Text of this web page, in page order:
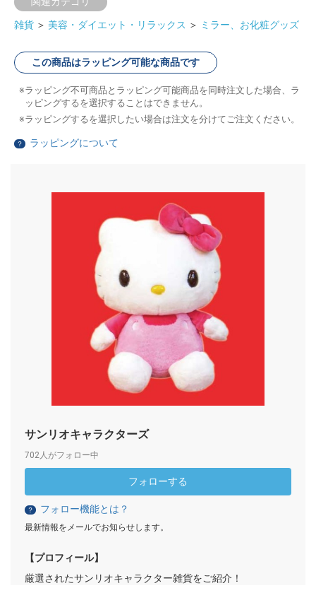
雑貨 ＞ 美容・ダイエット・リラックス ＞ ミラー、お化粧グッズ
この商品はラッピング可能な商品です
ラッピング不可商品とラッピング可能商品を同時注文した場合、ラ
ッピングするを選択することはできません。
ラッピングするを選択したい場合は注文を分けてご注文ください。
？ ラッピングについて
サンリオキャラクターズ
702人がフォロー中
フォローする
？ フォロー機能とは？
最新情報をメールでお知らせします。
【プロフィール】
厳選されたサンリオキャラクター雑貨をご紹介！